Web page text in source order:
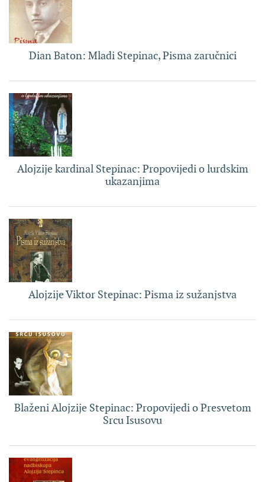
Dian Baton: Mladi Stepinac, Pisma zaručnici
Alojzije kardinal Stepinac: Propovijedi o lurdskim
ukazanjima
Alojzije Viktor Stepinac: Pisma iz sužanjstva
Blaženi Alojzije Stepinac: Propovijedi o Presvetom
Srcu Isusovu